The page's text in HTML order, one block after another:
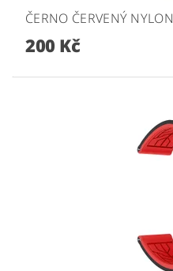
ČERNO ČERVENÝ
200 Kč